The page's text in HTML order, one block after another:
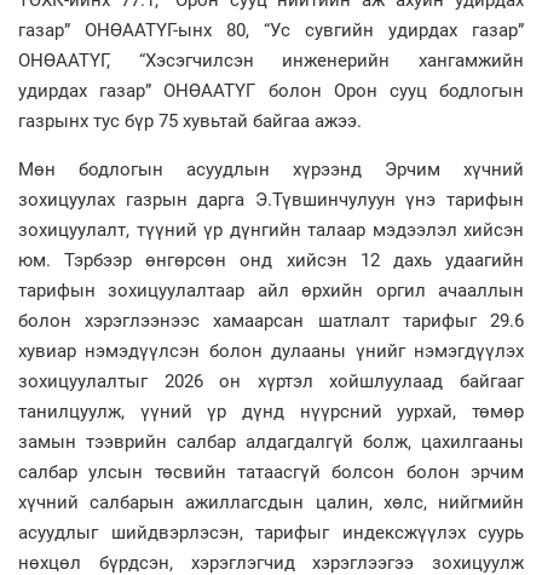
газар” ОНӨААТҮГ-ынх 80, “Ус сувгийн удирдах газар”
ОНӨААТҮГ, “Хэсэгчилсэн инженерийн хангамжийн
удирдах газар” ОНӨААТҮГ болон Орон сууц бодлогын
газрынх тус бүр 75 хувьтай байгаа ажээ.
Мөн бодлогын асуудлын хүрээнд Эрчим хүчний
зохицуулах газрын дарга Э.Түвшинчулуун үнэ тарифын
зохицуулалт, түүний үр дүнгийн талаар мэдээлэл хийсэн
юм. Тэрбээр өнгөрсөн онд хийсэн 12 дахь удаагийн
тарифын зохицуулалтаар айл өрхийн оргил ачааллын
болон хэрэглээнээс хамаарсан шатлалт тарифыг 29.6
хувиар нэмэдүүлсэн болон дулааны үнийг нэмэгдүүлэх
зохицуулалтыг 2026 он хүртэл хойшлуулаад байгааг
танилцуулж, үүний үр дүнд нүүрсний уурхай, төмөр
замын тээврийн салбар алдагдалгүй болж, цахилгааны
салбар улсын төсвийн татаасгүй болсон болон эрчим
хүчний салбарын ажиллагсдын цалин, хөлс, нийгмийн
асуудлыг шийдвэрлэсэн, тарифыг индексжүүлэх суурь
нөхцөл бүрдсэн, хэрэглэгчид хэрэглээгээ зохицуулж